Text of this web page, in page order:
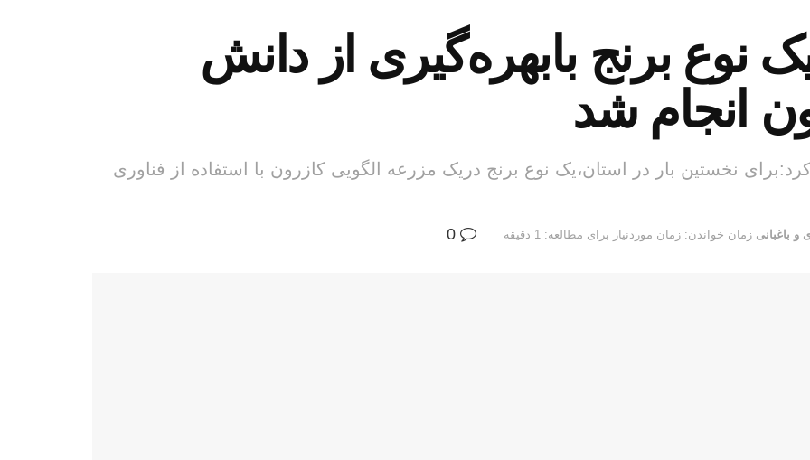
برنج بابهره‌گیری از دانش
انجام شد
نخستین بار در استان،یک نوع برنج دریک مزرعه الگویی کازرون با استفاده از فناوری
و باغبانی زمان خواندن: زمان موردنیاز برای مطالعه: 1 دقیقه